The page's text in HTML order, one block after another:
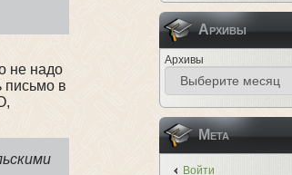
не надо
письмо в
Архивы
Архивы
Мета
Войти